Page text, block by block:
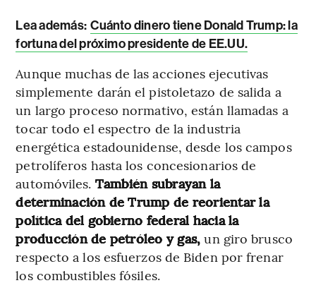
Lea además: Cuánto dinero tiene Donald Trump: la
fortuna del próximo presidente de EE.UU.
Aunque muchas de las acciones ejecutivas
simplemente darán el pistoletazo de salida a
un largo proceso normativo, están llamadas a
tocar todo el espectro de la industria
energética estadounidense, desde los campos
petrolíferos hasta los concesionarios de
automóviles. También subrayan la
determinación de Trump de reorientar la
política del gobierno federal hacia la
producción de petróleo y gas, un giro brusco
respecto a los esfuerzos de Biden por frenar
los combustibles fósiles.